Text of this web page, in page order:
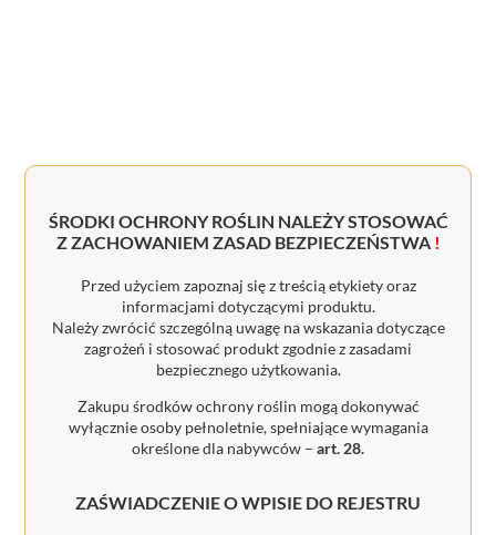
ŚRODKI OCHRONY ROŚLIN NALEŻY STOSOWAĆ
Z ZACHOWANIEM ZASAD BEZPIECZEŃSTWA !
Przed użyciem zapoznaj się z treścią etykiety oraz
informacjami dotyczącymi produktu.
Należy zwrócić szczególną uwagę na wskazania dotyczące
zagrożeń i stosować produkt zgodnie z zasadami
bezpiecznego użytkowania.
Zakupu środków ochrony roślin mogą dokonywać
wyłącznie osoby pełnoletnie, spełniające wymagania
określone dla nabywców – art. 28.
ZAŚWIADCZENIE O WPISIE DO REJESTRU